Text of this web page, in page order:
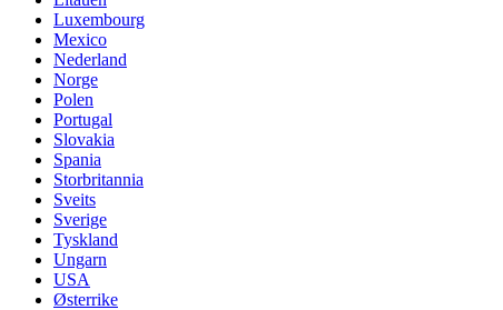
Luxembourg
Mexico
Nederland
Norge
Polen
Portugal
Slovakia
Spania
Storbritannia
Sveits
Sverige
Tyskland
Ungarn
USA
Østerrike